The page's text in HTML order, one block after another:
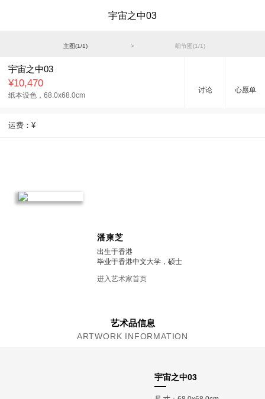
宇宙之中03
主图(1/1) > 细节图(1/1)
宇宙之中03
¥10,470
纸本设色， 68.0x68.0cm
讨论 心愿单
运费： ¥
潘柬芝
出生于香港
毕业于香港中文大学，硕士
进入艺术家首页
艺术品信息
ARTWORK INFORMATION
宇宙之中03